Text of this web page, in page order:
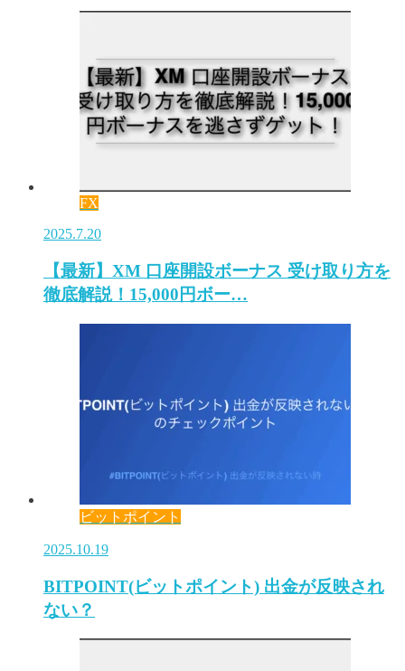
FX
2025.7.20
【最新】XM 口座開設ボーナス 受け取り方を
徹底解説！15,000円ボー…
ビットポイント
2025.10.19
BITPOINT(ビットポイント) 出金が反映され
ない？